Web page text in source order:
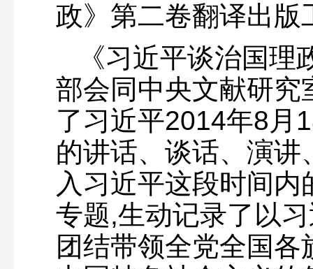
政》第二卷翻译出版
《习近平谈治国
部会同中央文献研究
了习近平2014年8月
的讲话、谈话、演
入习近平这段时间
专题,生动记录了以
团结带领全党全国